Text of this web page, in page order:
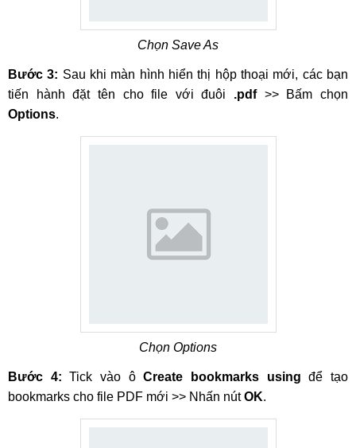
Chọn Save As
Bước 3: Sau khi màn hình hiển thị hộp thoại mới, các bạn
tiến hành đặt tên cho file với đuôi .pdf>> Bấm chọn
Options.
Chọn Options
Bước 4: Tick vào ôCreate bookmarks using để tạo
bookmarks cho file PDF mới >> Nhấn nútOK.